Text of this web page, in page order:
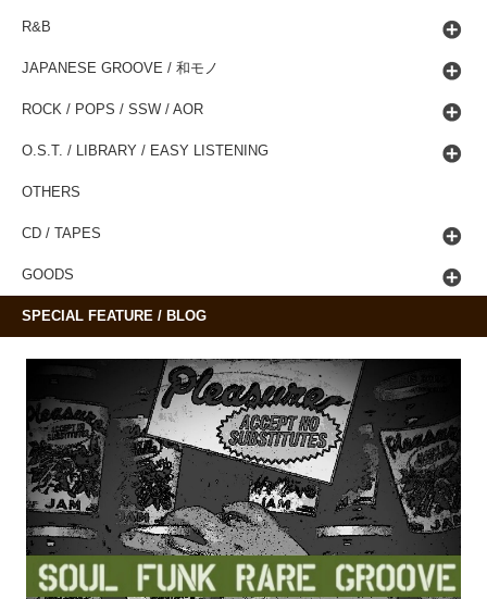
R&B
JAPANESE GROOVE / 和モノ
ROCK / POPS / SSW / AOR
O.S.T. / LIBRARY / EASY LISTENING
OTHERS
CD / TAPES
GOODS
SPECIAL FEATURE / BLOG